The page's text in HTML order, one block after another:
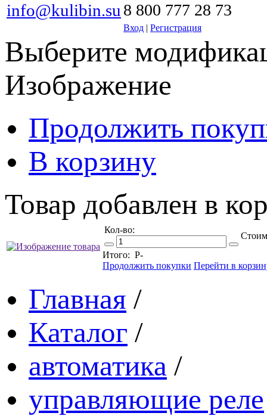
info@kulibin.su 8 800 777 28 73
Вход | Регистрация
Выберите
Изображение
Продолжить
В корзину
Товар добавлен в
Кол-во:
Итого: Р-
Продолжить покупки Перейти в
Главная /
Каталог /
автоматика /
управляющие реле